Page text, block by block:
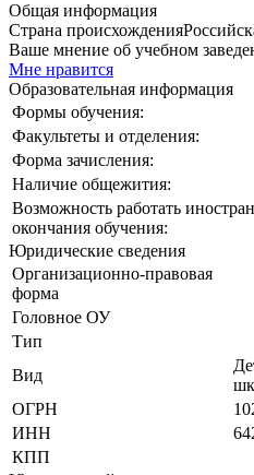
Общая информация
Страна происхождения
Ваше мнение об учебном
Мне нравится
Образовательная информация
Формы обучения:
Факультеты и отделения:
Форма зачисления:
Наличие общежития:
Возможность работать
окончания обучения:
Юридические сведения
Организационно-правовая
форма
Головное ОУ
Тип
Вид
ОГРН
ИНН
КПП